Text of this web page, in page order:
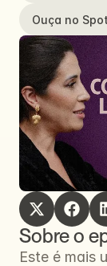
Ouça no
Sobre o
Este é mais